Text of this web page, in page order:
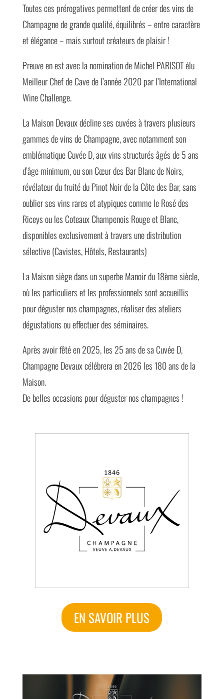
Toutes ces prérogatives permettent de créer des vins de
Champagne de grande qualité, équilibrés – entre caractère
et élégance – mais surtout créateurs de plaisir !
Preuve en est avec la nomination de Michel PARISOT élu
Meilleur Chef de Cave de l’année 2020 par l’International
Wine Challenge.
La Maison Devaux décline ses cuvées à travers plusieurs
gammes de vins de Champagne, avec notamment son
emblématique Cuvée D, aux vins structurés âgés de 5 ans
d’âge minimum, ou son Cœur des Bar Blanc de Noirs,
révélateur du fruité du Pinot Noir de la Côte des Bar, sans
oublier ses vins rares et atypiques comme le Rosé des
Riceys ou les Coteaux Champenois Rouge et Blanc,
disponibles exclusivement à travers une distribution
sélective (Cavistes, Hôtels, Restaurants)
La Maison siège dans un superbe Manoir du 18ème siècle,
où les particuliers et les professionnels sont accueillis
pour déguster nos champagnes, réaliser des ateliers
dégustations ou effectuer des séminaires.
Après avoir fêté en 2025, les 25 ans de sa Cuvée D,
Champagne Devaux célébrera en 2026 les 180 ans de la
Maison.
De belles occasions pour déguster nos champagnes !
EN SAVOIR PLUS